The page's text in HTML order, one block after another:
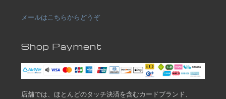
メールはこちらからどうぞ
Shop Payment
店舗では、ほとんどのタッチ決済を含むカードブランド、